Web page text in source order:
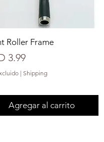
Roller Frame
3.99
| Shipping
Agregar al carrito